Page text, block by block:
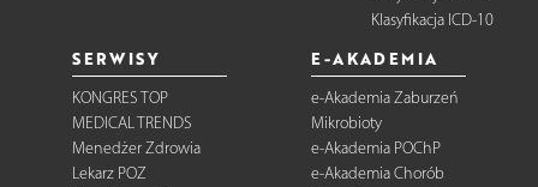
Klasyfikacja ICD-10
SERWISY
KONGRES TOP
MEDICAL TRENDS
Menedżer Zdrowia
Lekarz POZ
E-AKADEMIA
e-Akademia Zaburzeń
Mikrobioty
e-Akademia POChP
e-Akademia Chorób